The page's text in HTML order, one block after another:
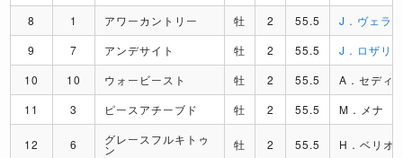
8
1 アワーカントリー 牡 2 55.5
J．ヴェラ
9
7 アンデサイト 牡 2 55.5
J．ロザリ
10
10 ウォービースト 牡 2 55.5
A．セディ
11
3 ピースアチーブド 牡 2 55.5 M．メナ
12 6 グレースフルキトゥ
ン 牡 2 55.5 H．ベリオ